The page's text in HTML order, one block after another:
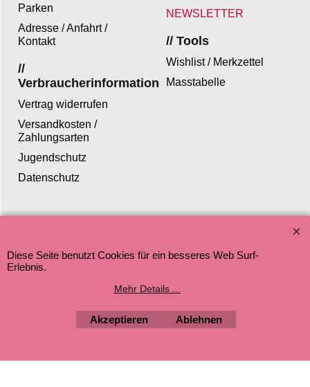
NEWSLETTER
Parken
Adresse / Anfahrt /
Kontakt
// Tools
Wishlist / Merkzettel
Masstabelle
//
Verbraucherinformation
Vertrag widerrufen
Versandkosten /
Zahlungsarten
Jugendschutz
Datenschutz
Diese Seite benutzt Cookies für ein besseres Web Surf-
Erlebnis.
Mehr Details ...
Akzeptieren Ablehnen